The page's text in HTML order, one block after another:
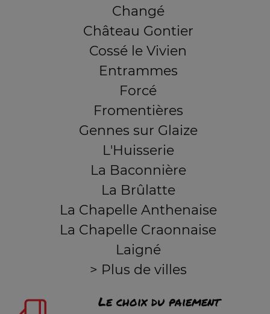
Changé
Château Gontier
Cossé le Vivien
Entrammes
Forcé
Fromentières
Gennes sur Glaize
L'Huisserie
La Baconnière
La Brûlatte
La Chapelle Anthenaise
La Chapelle Craonnaise
Laigné
> Plus de villes
Le choix du paiement